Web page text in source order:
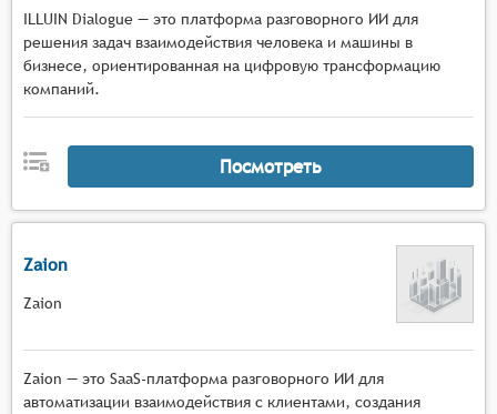
имитировать человеческое общение,
возможность адаптации и обучения на основе
взаимодействия с пользователями,
реализация мультимодального взаимодействия
(поддержка текстовых и голосовых
интерфейсов),
управление диалогом и поддержание
и логичности взаимодействия с пользователем.
ILLUIN Dialogue — это платформа разговорного ИИ для
решения задач взаимодействия человека и машины в
бизнесе, ориентированная на цифровую трансформацию
компаний.
Посмотреть
Zaion
Zaion
Zaion — это SaaS-платформа разговорного ИИ для
автоматизации взаимодействия с клиентами, создания